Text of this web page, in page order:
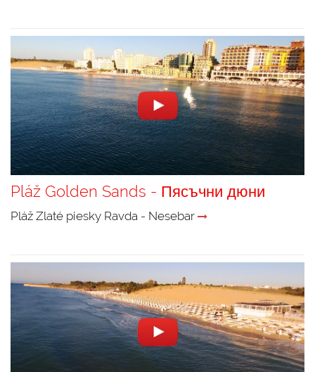
Pláž Golden Sands - Пясъчни дюни
Pláž Zlaté piesky Ravda - Nesebar